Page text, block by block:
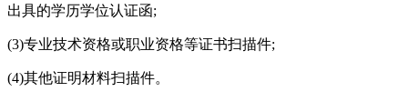
出具的学历学位认证函;
(3)专业技术资格或职业资格等证书扫描件;
(4)其他证明材料扫描件。